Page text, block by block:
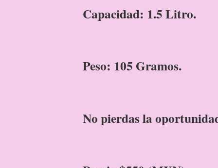
Capacidad: 1.5 Litro.
Peso: 105 Gramos.
No pierdas la